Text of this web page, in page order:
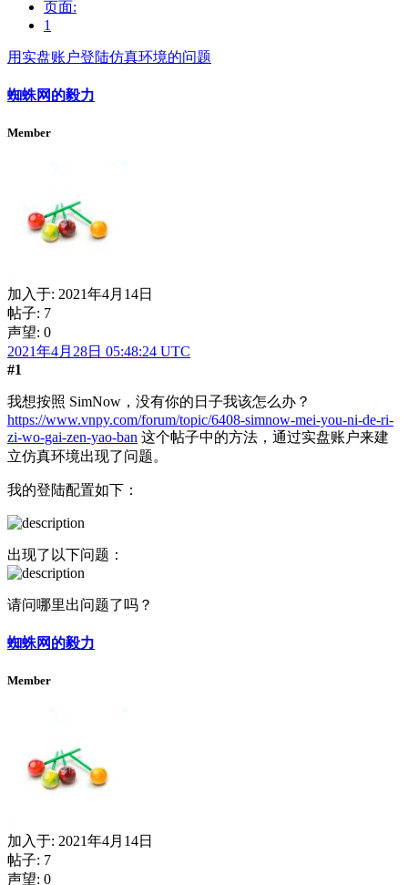
页面:
1
用实盘账户登陆仿真环境的问题
蜘蛛网的毅力
Member
加入于: 2021年4月14日
帖子: 7
声望: 0
2021年4月28日 05:48:24 UTC
#1
我想按照 SimNow，没有你的日子我该怎么办？
https://www.vnpy.com/forum/topic/6408-simnow-mei-you-ni-de-ri-
zi-wo-gai-zen-yao-ban 这个帖子中的方法，通过实盘账户来建
立仿真环境出现了问题。
我的登陆配置如下：
出现了以下问题：
请问哪里出问题了吗？
蜘蛛网的毅力
Member
加入于: 2021年4月14日
帖子: 7
声望: 0